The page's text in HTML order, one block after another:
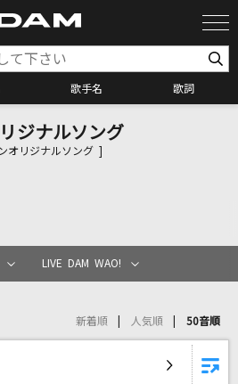
歌手名 歌詞
カラオケ検索
オケリクエスト
ジナルソング
オリジナルソング ]
LIVE DAM WAO!
新着順 人気順 50音順